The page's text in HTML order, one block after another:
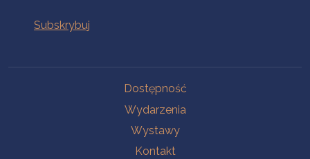
Dostępność
Wydarzenia
Wystawy
Kontakt